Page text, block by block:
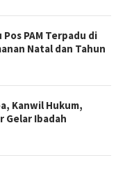
PAM Terpadu di
Natal dan Tahun
Kanwil Hukum,
Gelar Ibadah